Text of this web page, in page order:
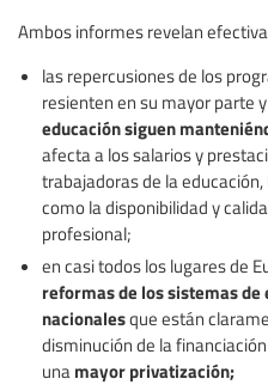
Ambos informes revelan
las repercusiones de los
resienten en su mayor parte y
educación siguen
afecta a los salarios y
trabajadoras de la
como la disponibilidad y
profesional;
en casi todos los lugares de
reformas de los sistemas
nacionalesque están
disminución de la
una mayor privatización;